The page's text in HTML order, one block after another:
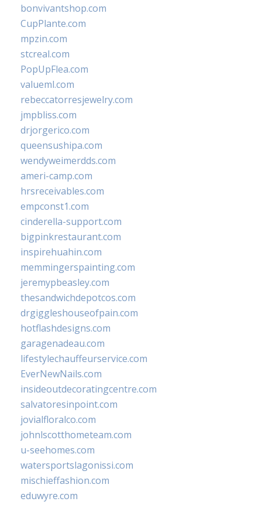
bonvivantshop.com
CupPlante.com
mpzin.com
stcreal.com
PopUpFlea.com
valueml.com
rebeccatorresjewelry.com
jmpbliss.com
drjorgerico.com
queensushipa.com
wendyweimerdds.com
ameri-camp.com
hrsreceivables.com
empconst1.com
cinderella-support.com
bigpinkrestaurant.com
inspirehuahin.com
memmingerspainting.com
jeremypbeasley.com
thesandwichdepotcos.com
drgiggleshouseofpain.com
hotflashdesigns.com
garagenadeau.com
lifestylechauffeurservice.com
EverNewNails.com
insideoutdecoratingcentre.com
salvatoresinpoint.com
jovialfloralco.com
johnlscotthometeam.com
u-seehomes.com
watersportslagonissi.com
mischieffashion.com
eduwyre.com